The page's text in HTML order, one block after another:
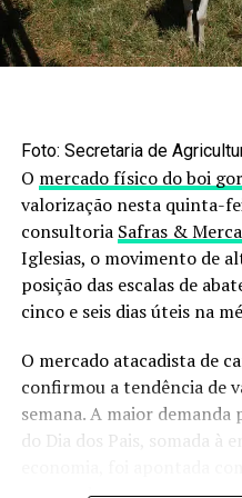
aos produtores, que a
gerar um insumo
Projeções da Embrapa
ano no país.
Cenário da
ainda é pouco
A produção de estruvita
nutrientes efluentes é vista
evita a poluição por
d’água, como também
Falando do cenário global,
Foto: Secretaria de
O mercado físico do boi
valorização nesta quinta-
consultoria Safras &
Iglesias, o movimento de
posição das escalas de
cinco e seis dias úteis na
O mercado atacadista de
confirmou a tendência de
semana. A maior
do Dia dos Pais, somada à
avanço dos preços.